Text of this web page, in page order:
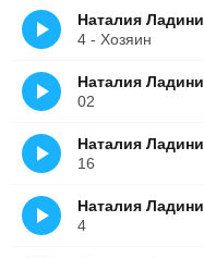
Наталия Ладини
4 - Хозяин
Наталия Ладини
02
Наталия Ладини
16
Наталия Ладини
4